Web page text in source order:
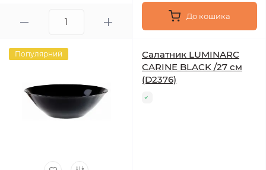
До кошика
Популярний
Салатник LUMINARC
CARINE BLACK /27 см
(D2376)